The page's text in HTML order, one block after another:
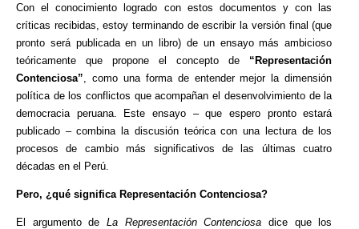
Con el conocimiento logrado con estos documentos y con las
críticas recibidas, estoy terminando de escribir la versión final (que
pronto será publicada en un libro) de un ensayo más ambicioso
teóricamente que propone el concepto de “Representación
Contenciosa” , como una forma de entender mejor la dimensión
política de los conflictos que acompañan el desenvolvimiento de la
democracia peruana. Este ensayo – que espero pronto estará
publicado – combina la discusión teórica con una lectura de los
procesos de cambio más significativos de las últimas cuatro
décadas en el Perú.
Pero, ¿qué significa Representación Contenciosa?
El argumento de La Representación Contenciosa dice que los